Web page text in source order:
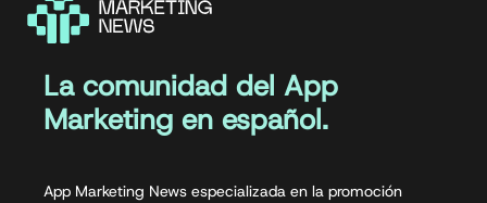
La comunidad del App
Marketing en español.
App Marketing News especializada en la promoción